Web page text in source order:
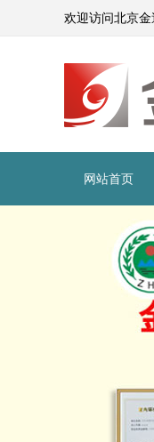
欢迎访问北京金
网站首页